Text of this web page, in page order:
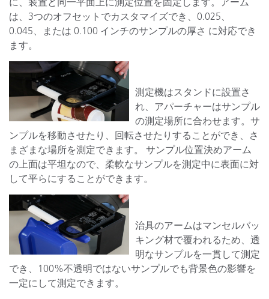
は、3つのオフセットでカスタマイズでき、0.025、
0.045、または 0.100 インチのサンプルの厚さ に対応でき
ます。
測定機はスタンドに設置さ
れ、アパーチャーはサンプル
の測定場所に合わせます。サ
ンプルを移動させたり、回転させたりすることができ、さ
まざまな場所を測定できます。 サンプル位置決めアーム
の上面は平坦なので、柔軟なサンプルを測定中に表面に対
して平らにすることができます。
治具のアームはマンセルバッ
キング材で覆われるため、透
明なサンプルを一貫して測定
でき、100%不透明ではないサンプルでも背景色の影響を
一定にして測定できます。